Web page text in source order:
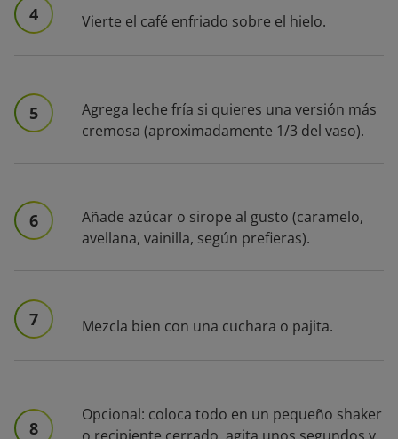
4 Vierte el café enfriado sobre el hielo.
5
Agrega leche fría si quieres una versión más
cremosa (aproximadamente 1/3 del vaso).
6
Añade azúcar o sirope al gusto (caramelo,
avellana, vainilla, según prefieras).
7 Mezcla bien con una cuchara o pajita.
8
Opcional: coloca todo en un pequeño shaker